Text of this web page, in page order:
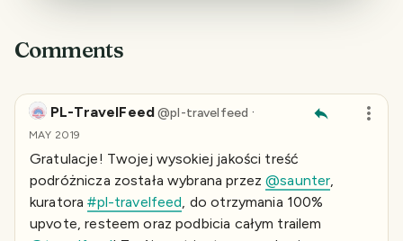
Comments
PL-TravelFeed@pl-travelfeed ·
MAY 2019
Gratulacje! Twojej wysokiej jakości treść
podróżnicza została wybrana przez@saunter,
kuratora#pl-travelfeed, do otrzymania 100%
upvote, resteem oraz podbicia całym trailem